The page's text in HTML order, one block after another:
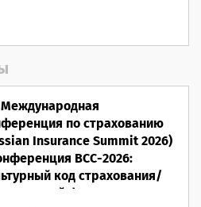
Международная
по страхованию
Insurance Summit 2026)
ВСС-2026:
код страхования/
фактор»